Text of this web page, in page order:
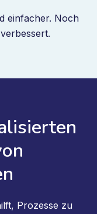
einfacher. Noch
Prozesse zu